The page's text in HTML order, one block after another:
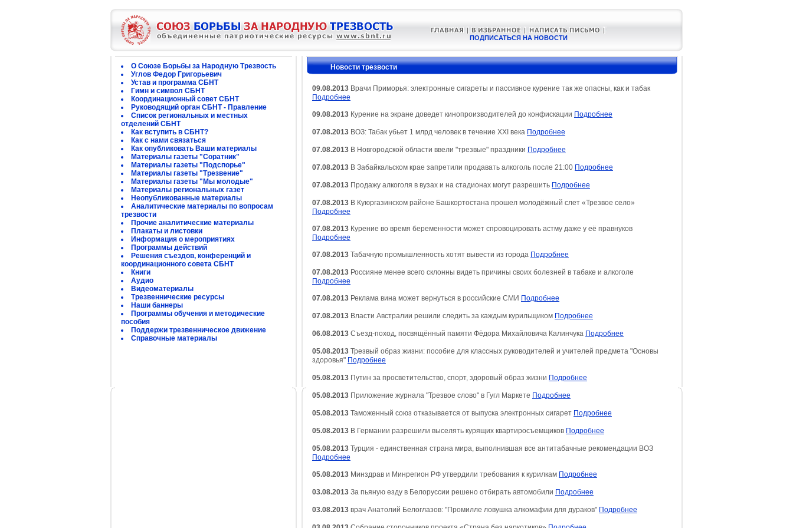
ПОДПИСАТЬСЯ НА НОВОСТИ
О Союзе Борьбы за Народную Трезвость
Углов Федор Григорьевич
Устав и программа СБНТ
Гимн и символ СБНТ
Координационный совет СБНТ
Руководящий орган СБНТ - Правление
Список региональных и местных
отделений СБНТ
Как вступить в СБНТ?
Как с нами связаться
Как опубликовать Ваши материалы
Материалы газеты "Соратник"
Материалы газеты "Подспорье"
Материалы газеты "Трезвение"
Материалы газеты "Мы молодые"
Материалы региональных газет
Неопубликованные материалы
Аналитические материалы по вопросам
трезвости
Прочие аналитические материалы
Плакаты и листовки
Информация о мероприятиях
Программы действий
Решения съездов, конференций и
координационного совета СБНТ
Книги
Аудио
Видеоматериалы
Трезвеннические ресурсы
Наши баннеры
Программы обучения и методические
пособия
Поддержи трезвенническое движение
Справочные материалы
Новости трезвости
09.08.2013 Врачи Приморья: электронные сигареты и пассивное курение так же опасны, как и табак
Подробнее
09.08.2013 Курение на экране доведет кинопроизводителей до конфискации Подробнее
07.08.2013 ВОЗ: Табак убьет 1 млрд человек в течение XXI века Подробнее
07.08.2013 В Новгородской области ввели "трезвые" праздники Подробнее
07.08.2013 В Забайкальском крае запретили продавать алкоголь после 21:00 Подробнее
07.08.2013 Продажу алкоголя в вузах и на стадионах могут разрешить Подробнее
07.08.2013 В Куюргазинском районе Башкортостана прошел молодёжный слет «Трезвое село»
Подробнее
07.08.2013 Курение во время беременности может спровоцировать астму даже у её правнуков
Подробнее
07.08.2013 Табачную промышленность хотят вывести из города Подробнее
07.08.2013 Россияне менее всего склонны видеть причины своих болезней в табаке и алкоголе
Подробнее
07.08.2013 Реклама вина может вернуться в российские СМИ Подробнее
07.08.2013 Власти Австралии решили следить за каждым курильщиком Подробнее
06.08.2013 Съезд-поход, посвящённый памяти Фёдора Михайловича Калинчука Подробнее
05.08.2013 Трезвый образ жизни: пособие для классных руководителей и учителей предмета "Основы
здоровья" Подробнее
05.08.2013 Путин за просветительство, спорт, здоровый образ жизни Подробнее
05.08.2013 Приложение журнала "Трезвое слово" в Гугл Маркете Подробнее
05.08.2013 Таможенный союз отказывается от выпуска электронных сигарет Подробнее
05.08.2013 В Германии разрешили выселять курящих квартиросъемщиков Подробнее
05.08.2013 Турция - единственная страна мира, выполнившая все антитабачные рекомендации ВОЗ
Подробнее
05.08.2013 Минздрав и Минрегион РФ утвердили требования к курилкам Подробнее
03.08.2013 За пьяную езду в Белоруссии решено отбирать автомобили Подробнее
03.08.2013 врач Анатолий Белоглазов: "Промилле ловушка алкомафии для дураков" Подробнее